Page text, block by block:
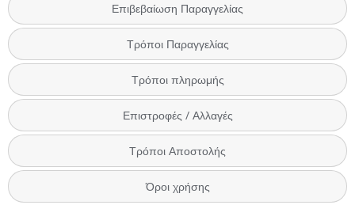
Επιβεβαίωση Παραγγελίας
Τρόποι Παραγγελίας
Τρόποι πληρωμής
Επιστροφές / Αλλαγές
Τρόποι Αποστολής
Όροι χρήσης